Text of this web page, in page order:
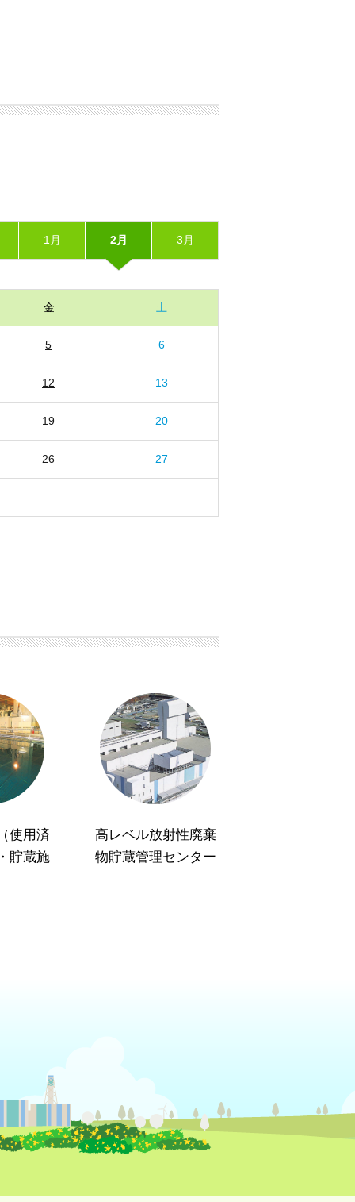
1月 2月 3月
金 土
5 6
12 13
19 20
26 27
使用済
貯蔵施
高レベル放射性廃棄
物貯蔵管理センター